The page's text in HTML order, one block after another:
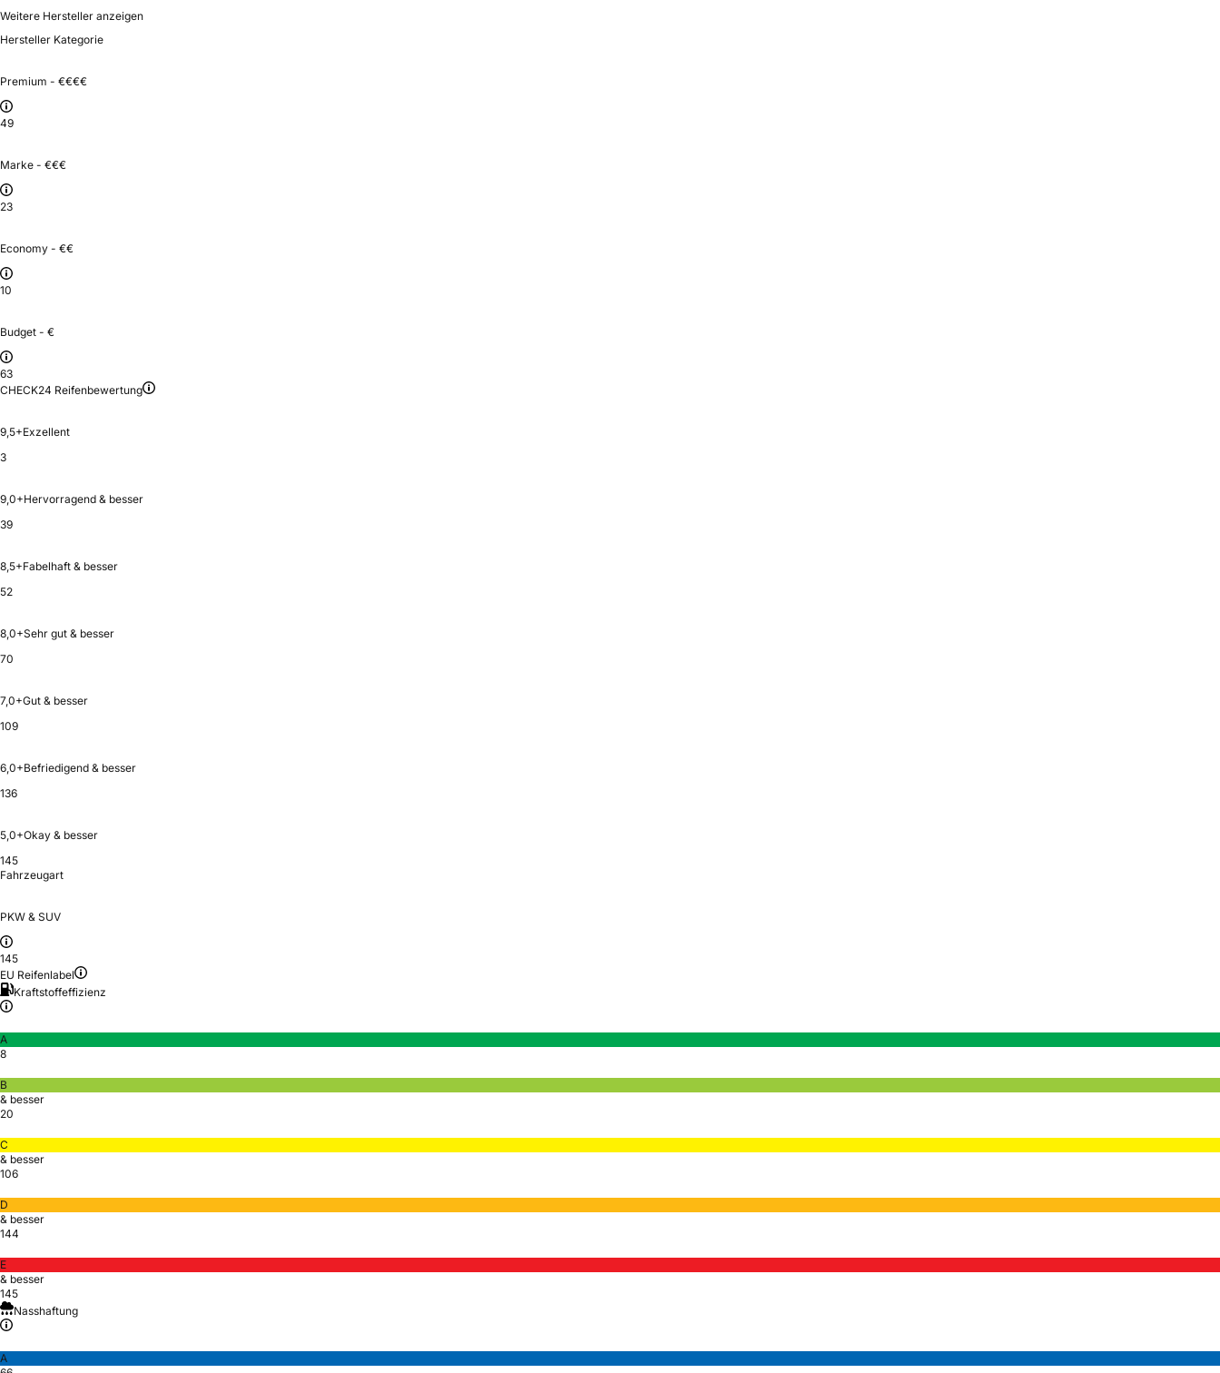
Weitere Hersteller anzeigen
Hersteller Kategorie
Premium - €€€€
49
Marke - €€€
23
Economy - €€
10
Budget - €
63
CHECK24 Reifenbewertung
9,5+Exzellent
3
9,0+Hervorragend & besser
39
8,5+Fabelhaft & besser
52
8,0+Sehr gut & besser
70
7,0+Gut & besser
109
6,0+Befriedigend & besser
136
5,0+Okay & besser
145
Fahrzeugart
PKW & SUV
145
EU Reifenlabel
Kraftstoffeffizienz
A
8
B
& besser
20
C
& besser
106
D
& besser
144
E
& besser
145
Nasshaftung
A